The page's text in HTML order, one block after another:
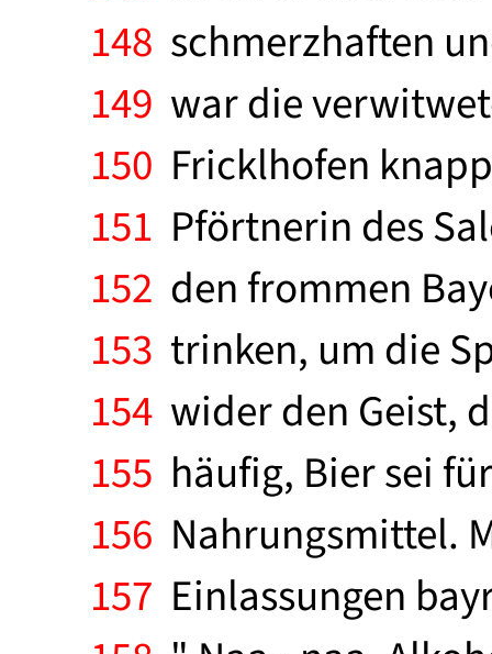
148 schmerzhaften
149 war die
150 Fricklhofen
151 Pförtnerin des
152 den frommen
153 trinken, um die
154 wider den Geist,
155 häufig, Bier sei
156 Nahrungsmittel.
157 Einlassungen